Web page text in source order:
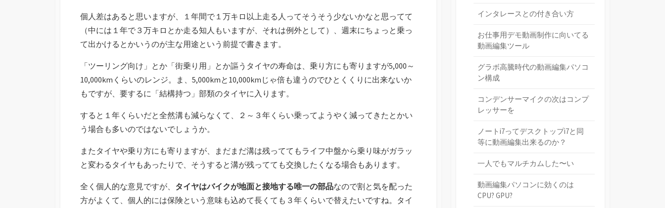
個人差はあると思いますが、１年間で１万キロ以上走る人ってそうそう少ないかなと思ってて
（中には１年で３万キロとか走る知人もいますが、それは例外として）、週末にちょっと乗っ
て出かけるとかいうのが主な用途という前提で書きます。
「ツーリング向け」とか「街乗り用」とか謳うタイヤの寿命は、乗り方にも寄りますが5,000～
10,000kmくらいのレンジ。ま、5,000kmと10,000kmじゃ倍も違うのでひとくくりに出来ないか
もですが、要するに「結構持つ」部類のタイヤに入ります。
すると１年くらいだと全然溝も減らなくて、２～３年くらい乗ってようやく減ってきたとかい
う場合も多いのではないでしょうか。
またタイヤや乗り方にも寄りますが、まだまだ溝は残っててもライフ中盤から乗り味がガラッ
と変わるタイヤもあったりで、そうすると溝が残ってても交換したくなる場合もあります。
全く個人的な意見ですが、 タイヤはバイクが地面と接地する唯一の部品なので割と気を配った
方がよくて、個人的には保険という意味も込めて長くても３年くらいで替えたいですね。タイ
インタレースとの付き合い方
お仕事用デモ動画制作に向いてる
動画編集ツール
グラボ高騰時代の動画編集パソコ
ン構成
コンデンサーマイクの次はコンプ
レッサーを
ノートi7ってデスクトップi7と同
等に動画編集出来るのか？
一人でもマルチカムした〜い
動画編集パソコンに効くのは
CPU? GPU?